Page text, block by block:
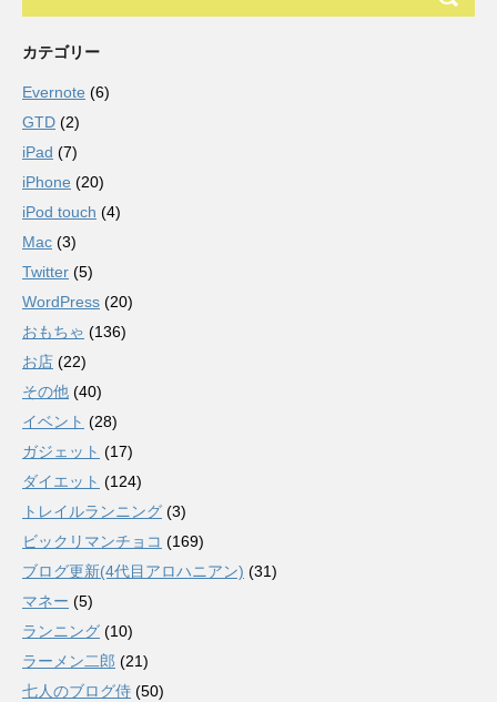
カテゴリー
Evernote (6)
GTD (2)
iPad (7)
iPhone (20)
iPod touch (4)
Mac (3)
Twitter (5)
WordPress (20)
おもちゃ (136)
お店 (22)
その他 (40)
イベント (28)
ガジェット (17)
ダイエット (124)
トレイルランニング (3)
ビックリマンチョコ (169)
ブログ更新(4代目アロハニアン) (31)
マネー (5)
ランニング (10)
ラーメン二郎 (21)
七人のブログ侍 (50)